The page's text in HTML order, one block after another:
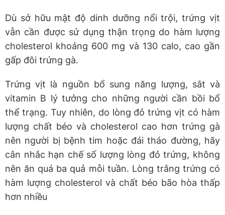
Dù sở hữu mật độ dinh dưỡng nổi trội, trứng vịt
vẫn cần được sử dụng thận trọng do hàm lượng
cholesterol khoảng 600 mg và 130 calo, cao gần
gấp đôi trứng gà.
Trứng vịt là nguồn bổ sung năng lượng, sắt và
vitamin B lý tưởng cho những người cần bồi bổ
thể trạng. Tuy nhiên, do lòng đỏ trứng vịt có hàm
lượng chất béo và cholesterol cao hơn trứng gà
nên người bị bệnh tim hoặc đái tháo đường, hãy
cân nhắc hạn chế số lượng lòng đỏ trứng, không
nên ăn quá ba quả mỗi tuần. Lòng trắng trứng có
hàm lượng cholesterol và chất béo bão hòa thấp
hơn nhiều